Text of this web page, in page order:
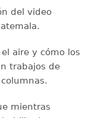
del video
aire y cómo los
trabajos de
mientras